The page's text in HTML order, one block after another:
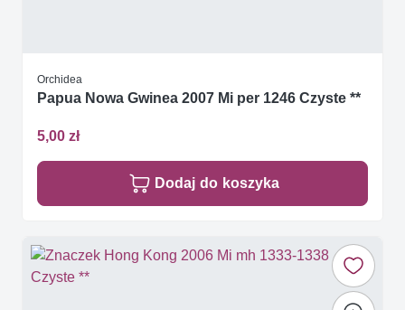
Orchidea
Papua Nowa Gwinea 2007 Mi per 1246 Czyste **
5,00 zł
Dodaj do koszyka